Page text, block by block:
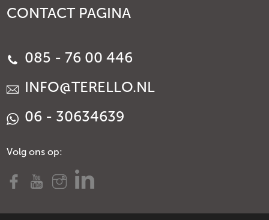
CONTACT PAGINA
085 - 76 00 446
INFO@TERELLO.NL
06 - 30634639
Volg ons op: